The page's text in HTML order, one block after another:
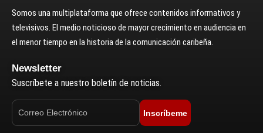
Somos una multiplataforma que ofrece contenidos informativos y
televisivos. El medio noticioso de mayor crecimiento en audiencia en
el menor tiempo en la historia de la comunicación caribeña.
Newsletter
Suscríbete a nuestro boletín de noticias.
Inscríbeme